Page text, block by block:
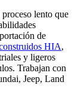
lento que
de
HIA,
y ligeros
Trabajan con
Jeep, Land